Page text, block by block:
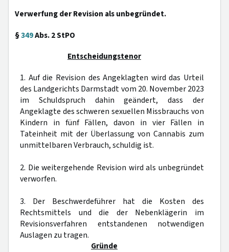
Verwerfung der Revision als unbegründet.
§349Abs. 2 StPO
Entscheidungstenor
1. Auf die Revision des Angeklagten wird das Urteil
des Landgerichts Darmstadt vom 20. November 2023
im Schuldspruch dahin geändert, dass der
Angeklagte des schweren sexuellen Missbrauchs von
Kindern in fünf Fällen, davon in vier Fällen in
Tateinheit mit der Überlassung von Cannabis zum
unmittelbaren Verbrauch, schuldig ist.
2. Die weitergehende Revision wird als unbegründet
verworfen.
3. Der Beschwerdeführer hat die Kosten des
Rechtsmittels und die der Nebenklägerin im
Revisionsverfahren entstandenen notwendigen
Auslagen zu tragen.
Gründe